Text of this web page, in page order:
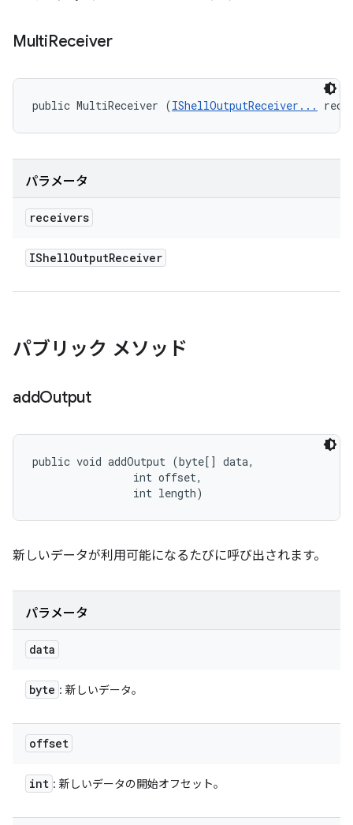
MultiReceiver
public MultiReceiver (IShellOutputReceiver...
パラメータ
receivers
IShellOutputReceiver
パブリック メソッド
addOutput
public void addOutput (byte[] data,
                int offset,
                int length)
新しいデータが利用可能になるたびに呼び出されます。
パラメータ
data
byte : 新しいデータ。
offset
int : 新しいデータの開始オフセット。